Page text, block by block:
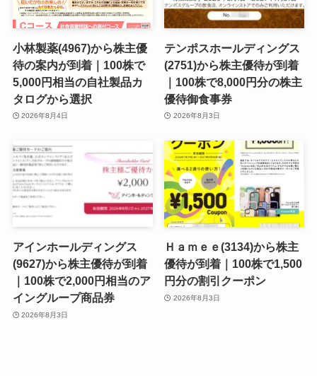
小林製薬(4967)から株主優
待の案内が到着｜100株で
5,000円相当の自社製品カ
タログから選択
2026年8月4日
テンポスホールディングス
(2751)から株主優待が到着
｜100株で8,000円分の株主
優待御食事券
2026年8月3日
アインホールディングス
(9627)から株主優待が到着
｜100株で2,000円相当のア
イングループ商品券
2026年8月3日
Ｈａｍｅｅ(3134)から株主
優待が到着｜100株で1,500
円分の割引クーポン
2026年8月3日